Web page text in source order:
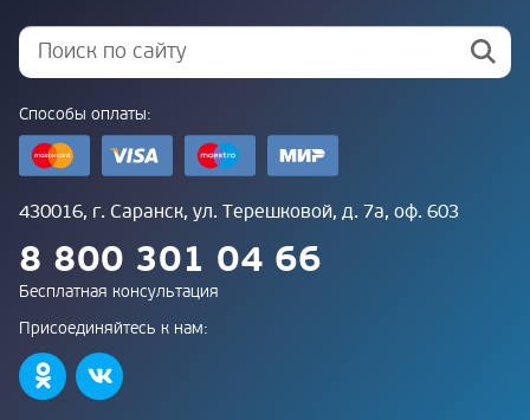
Способы оплаты:
430016, г. Саранск, ул. Терешковой, д. 7а, оф. 603
8 800 301 04 66
Бесплатная консультация
Присоединяйтесь к нам: